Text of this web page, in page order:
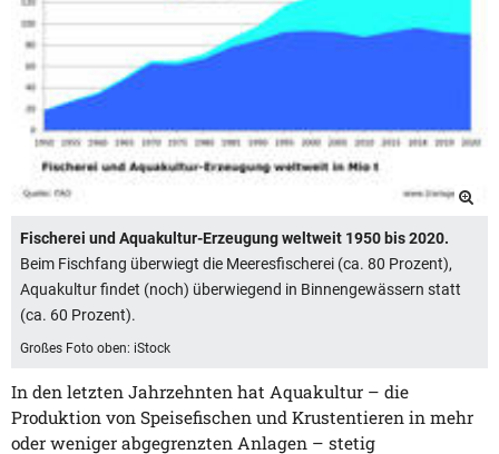
Fischerei und Aquakultur-Erzeugung weltweit 1950 bis 2020.
Beim Fischfang überwiegt die Meeresfischerei (ca. 80 Prozent),
Aquakultur findet (noch) überwiegend in Binnengewässern statt
(ca. 60 Prozent).
Großes Foto oben: iStock
In den letzten Jahrzehnten hat Aquakultur – die
Produktion von Speisefischen und Krustentieren in mehr
oder weniger abgegrenzten Anlagen – stetig